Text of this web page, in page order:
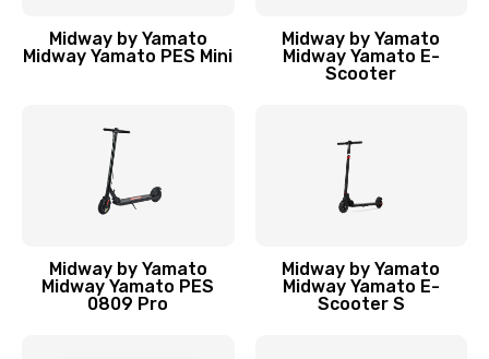
Midway by Yamato
Midway Yamato PES Mini
Midway by Yamato
Midway Yamato E-
Scooter
Midway by Yamato
Midway Yamato PES
0809 Pro
Midway by Yamato
Midway Yamato E-
Scooter S